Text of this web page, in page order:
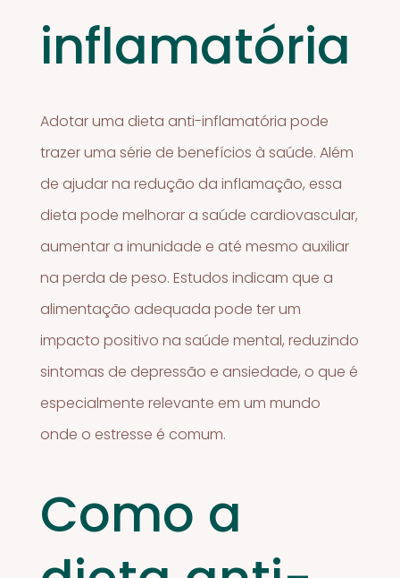
inflamatória
Adotar uma dieta anti-inflamatória pode
trazer uma série de benefícios à saúde. Além
de ajudar na redução da inflamação, essa
dieta pode melhorar a saúde cardiovascular,
aumentar a imunidade e até mesmo auxiliar
na perda de peso. Estudos indicam que a
alimentação adequada pode ter um
impacto positivo na saúde mental, reduzindo
sintomas de depressão e ansiedade, o que é
especialmente relevante em um mundo
onde o estresse é comum.
Como a